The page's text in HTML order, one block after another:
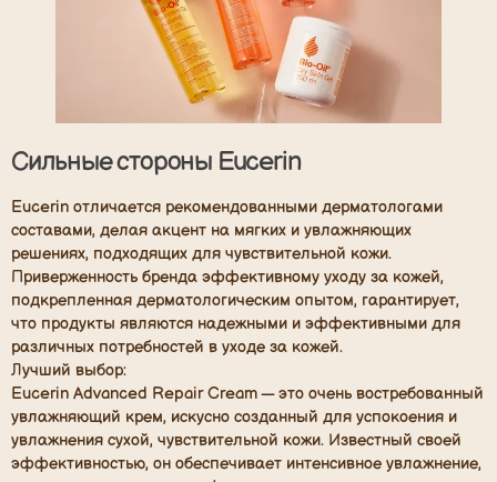
Сильные стороны Eucerin
Eucerin отличается рекомендованными дерматологами
составами, делая акцент на мягких и увлажняющих
решениях, подходящих для чувствительной кожи.
Приверженность бренда эффективному уходу за кожей,
подкрепленная дерматологическим опытом, гарантирует,
что продукты являются надежными и эффективными для
различных потребностей в уходе за кожей.
Лучший выбор:
Eucerin Advanced Repair Cream — это очень востребованный
увлажняющий крем, искусно созданный для успокоения и
увлажнения сухой, чувствительной кожи. Известный своей
эффективностью, он обеспечивает интенсивное увлажнение,